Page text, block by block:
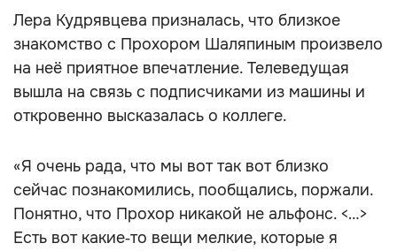
Лера Кудрявцева призналась, что близкое
знакомство с Прохором Шаляпиным произвело
на неё приятное впечатление. Телеведущая
вышла на связь с подписчиками из машины и
откровенно высказалась о коллеге.
«Я очень рада, что мы вот так вот близко
сейчас познакомились, пообщались, поржали.
Понятно, что Прохор никакой не альфонс. <…>
Есть вот какие‑то вещи мелкие, которые я